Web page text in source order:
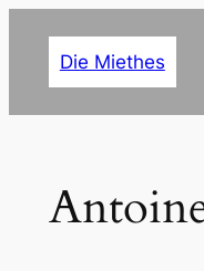
Die Miethes